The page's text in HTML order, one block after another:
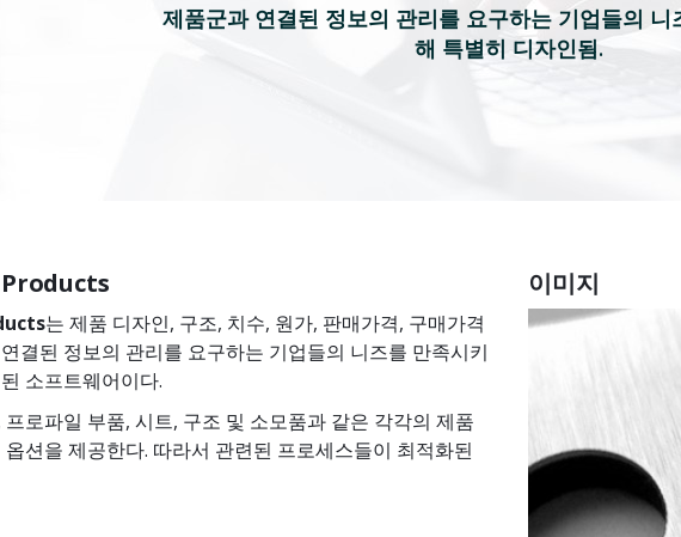
제품군과 연결된 정보의 관리를 요구하는 기업들의 니
해 특별히 디자인됨.
는 제품 디자인, 구조, 치수, 원가, 판매가격, 구매가격
결된 정보의 관리를 요구하는 기업들의 니즈를 만족시키
소프트웨어이다.
로파일 부품, 시트, 구조 및 소모품과 같은 각각의 제품
션을 제공한다. 따라서 관련된 프로세스들이 최적화된
이미지